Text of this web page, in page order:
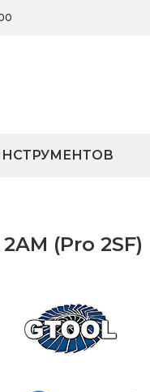
(Pro 2SF)